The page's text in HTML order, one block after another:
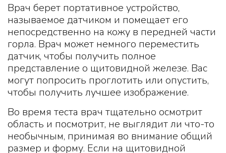
Врач берет портативное устройство,
называемое датчиком и помещает его
непосредственно на кожу в передней части
горла. Врач может немного переместить
датчик, чтобы получить полное
представление о щитовидной железе. Вас
могут попросить проглотить или опустить,
чтобы получить лучшее изображение.
Во время теста врач тщательно осмотрит
область и посмотрит, не выглядит ли что-то
необычным, принимая во внимание общий
размер и форму. Если на щитовидной